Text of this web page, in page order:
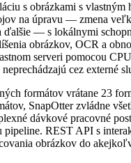
s obrázkami s vlastným
na úpravu — zmena
ďalšie — s lokálnymi
obrázkov, OCR a
serveri pomocou
cez externé
formátov vrátane 23
SnapOtter zvládne
dávkové pracovné
pipeline. REST API s
obrázkov do